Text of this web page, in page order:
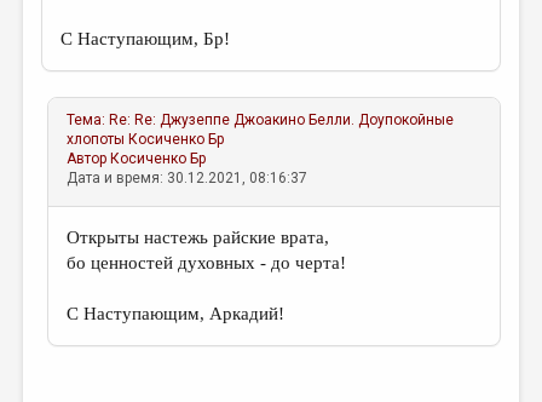
С Наступающим, Бр!
Тема: Re: Re: Джузеппе Джоакино Белли. Доупокойные
хлопоты Косиченко Бр
Автор Косиченко Бр
Дата и время: 30.12.2021, 08:16:37
Открыты настежь райские врата,
бо ценностей духовных - до черта!
С Наступающим, Аркадий!